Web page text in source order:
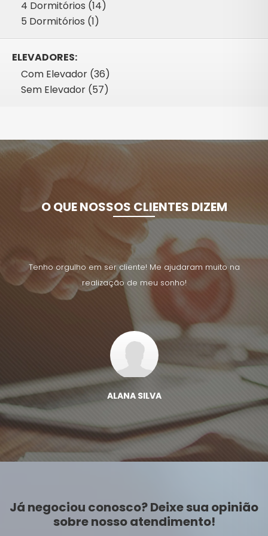
4 Dormitórios (14)
5 Dormitórios (1)
ELEVADORES:
Com Elevador (36)
Sem Elevador (57)
O QUE NOSSOS CLIENTES DIZEM
Tenho orgulho em ser cliente! Me ajudaram muito na
realização de meu sonho!
ALANA SILVA
Já negociou conosco? Deixe sua opinião
sobre nosso atendimento!